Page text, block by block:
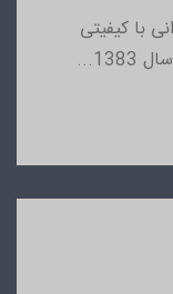
با کیفیتی